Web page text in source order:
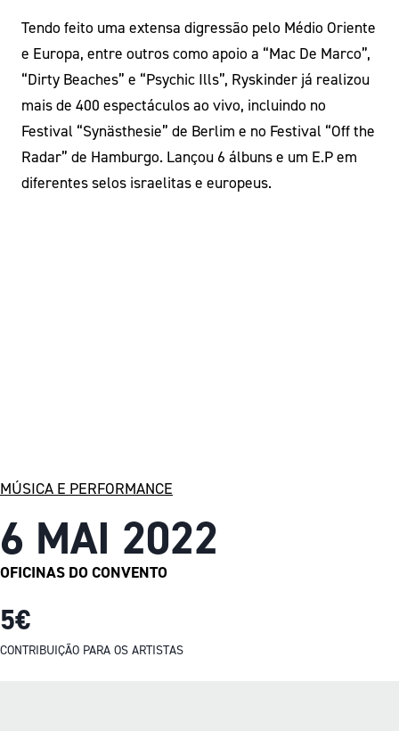
Tendo feito uma extensa digressão pelo Médio Oriente
e Europa, entre outros como apoio a “Mac De Marco”,
“Dirty Beaches” e “Psychic Ills”, Ryskinder já realizou
mais de 400 espectáculos ao vivo, incluindo no
Festival “Synästhesie” de Berlim e no Festival “Off the
Radar” de Hamburgo. Lançou 6 álbuns e um E.P em
diferentes selos israelitas e europeus.
MÚSICA E PERFORMANCE
6 MAI 2022
OFICINAS DO CONVENTO
5€
CONTRIBUIÇÃO PARA OS ARTISTAS